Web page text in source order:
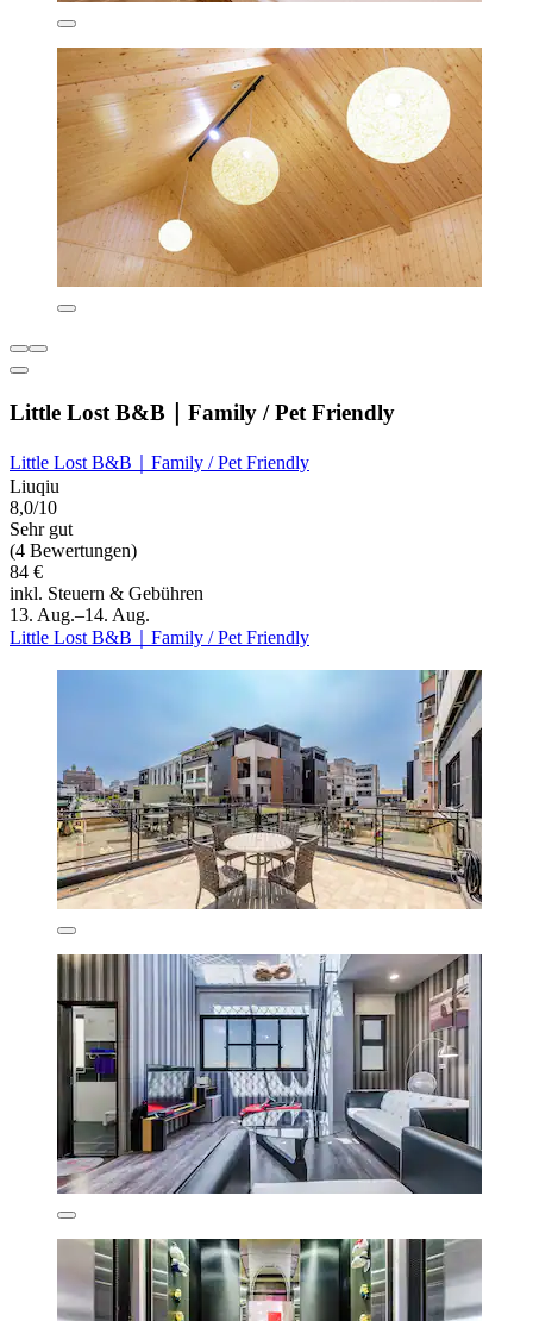
Little Lost B&B｜Family / Pet Friendly
Little Lost B&B｜Family / Pet Friendly
Liuqiu
8,0/10
Sehr gut
(4 Bewertungen)
84 €
inkl. Steuern & Gebühren
13. Aug.–14. Aug.
Little Lost B&B｜Family / Pet Friendly